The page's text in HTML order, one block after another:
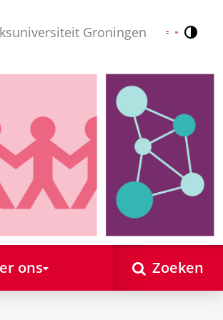
Groningen Nederlands
English
ons Zoeken